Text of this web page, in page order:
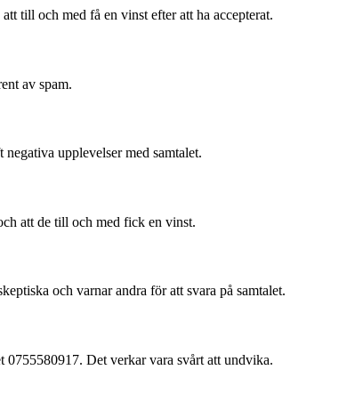
till och med få en vinst efter att ha accepterat.
av spam.
upplevelser med samtalet.
att de till och med fick en vinst.
och varnar andra för att svara på samtalet.
0755580917. Det verkar vara svårt att undvika.